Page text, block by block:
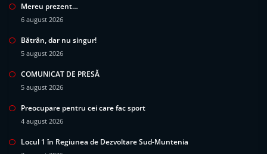
Mereu prezent…
6 august 2026
Bătrân, dar nu singur!
5 august 2026
COMUNICAT DE PRESĂ
5 august 2026
Preocupare pentru cei care fac sport
4 august 2026
Locul 1 în Regiunea de Dezvoltare Sud-Muntenia